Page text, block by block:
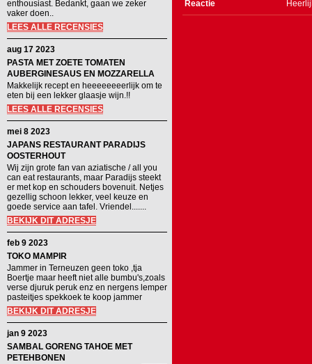
enthousiast. Bedankt, gaan we zeker
vaker doen..
LEES ALLE RECENSIES
aug 17 2023
PASTA MET ZOETE TOMATEN
AUBERGINESAUS EN MOZZARELLA
Makkelijk recept en heeeeeeeerlijk om te
eten bij een lekker glaasje wijn.!!
LEES ALLE RECENSIES
mei 8 2023
JAPANS RESTAURANT PARADIJS
OOSTERHOUT
Wij zijn grote fan van aziatische / all you
can eat restaurants, maar Paradijs steekt
er met kop en schouders bovenuit. Netjes
gezellig schoon lekker, veel keuze en
goede service aan tafel. Vriendel.......
BEKIJK DIT ADRESJE
feb 9 2023
TOKO MAMPIR
Jammer in Terneuzen geen toko ,tja
Boertje maar heeft niet alle bumbu's,zoals
verse djuruk peruk enz en nergens lemper
pasteitjes spekkoek te koop jammer
BEKIJK DIT ADRESJE
jan 9 2023
SAMBAL GORENG TAHOE MET
PETEHBONEN
Reactie